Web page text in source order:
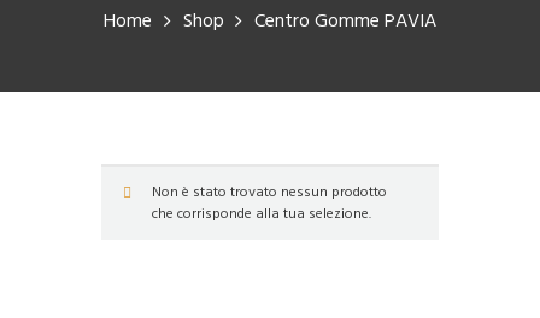
Home Shop Centro Gomme PAVIA
Non è stato trovato nessun prodotto
che corrisponde alla tua selezione.